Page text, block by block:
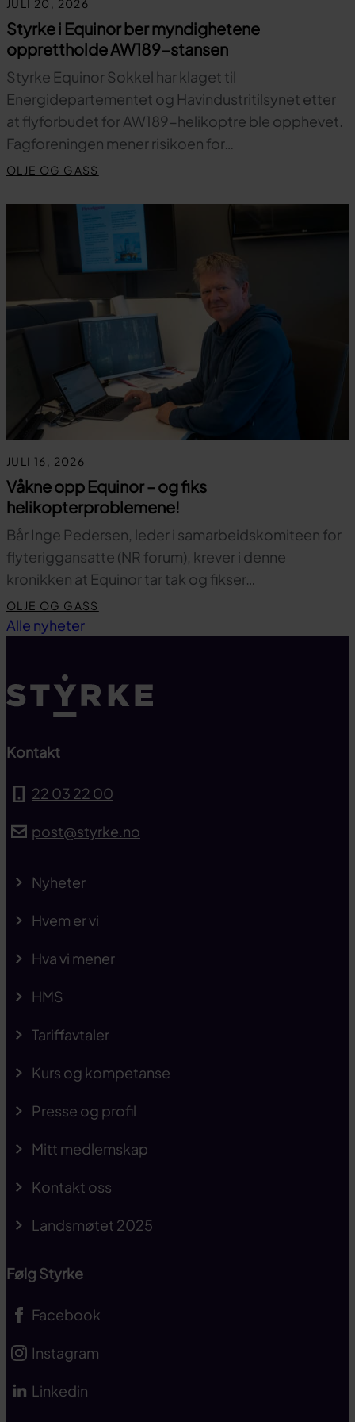
JULI 20, 2026
Styrke i Equinor ber myndighetene
opprettholde AW189-stansen
Styrke Equinor Sokkel har klaget til
Energidepartementet og Havindustritilsynet etter
at flyforbudet for AW189-helikoptre ble opphevet.
Fagforeningen mener risikoen for…
OLJE OG GASS
JULI 16, 2026
Våkne opp Equinor – og fiks
helikopterproblemene!
Bår Inge Pedersen, leder i samarbeidskomiteen for
flyteriggansatte (NR forum), krever i denne
kronikken at Equinor tar tak og fikser…
OLJE OG GASS
Alle nyheter
Kontakt
22 03 22 00
post@styrke.no
Nyheter
Hvem er vi
Hva vi mener
HMS
Tariffavtaler
Kurs og kompetanse
Presse og profil
Mitt medlemskap
Kontakt oss
Landsmøtet 2025
Følg Styrke
Facebook
Instagram
Linkedin